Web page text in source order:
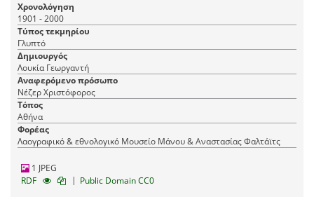
Χρονολόγηση
1901 - 2000
Τύπος τεκμηρίου
Γλυπτό
Δημιουργός
Λουκία Γεωργαντή
Αναφερόμενο πρόσωπο
Νέζερ Χριστόφορος
Τόπος
Αθήνα
Φορέας
Λαογραφικό & εθνολογικό Μουσείο Μάνου & Αναστασίας Φαλτάϊτς
1 JPEG
RDF
| Public Domain CC0